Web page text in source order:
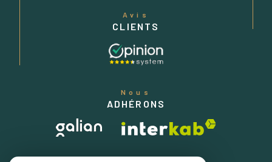
Avis
CLIENTS
Nous
ADHÉRONS